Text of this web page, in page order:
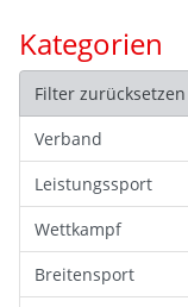
Kategorien
Filter zurücksetzen
Verband
Leistungssport
Wettkampf
Breitensport